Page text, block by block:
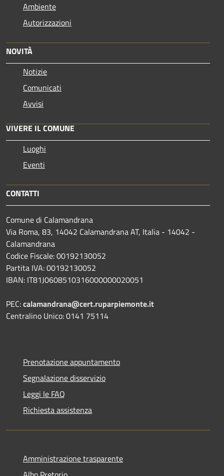
Ambiente
Autorizzazioni
NOVITÀ
Notizie
Comunicati
Avvisi
VIVERE IL COMUNE
Luoghi
Eventi
CONTATTI
Comune di Calamandrana
Via Roma, 83, 14042 Calamandrana AT, Italia - 14042 -
Calamandrana
Codice Fiscale: 00192130052
Partita IVA: 00192130052
IBAN: IT81J0608510316000000020051
PEC:calamandrana@cert.ruparpiemonte.it
Centralino Unico: 0141 75114
Prenotazione appuntamento
Segnalazione disservizio
Leggi le FAQ
Richiesta assistenza
Amministrazione trasparente